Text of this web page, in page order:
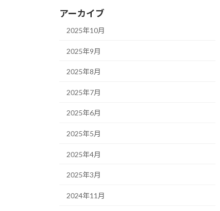
アーカイブ
2025年10月
2025年9月
2025年8月
2025年7月
2025年6月
2025年5月
2025年4月
2025年3月
2024年11月